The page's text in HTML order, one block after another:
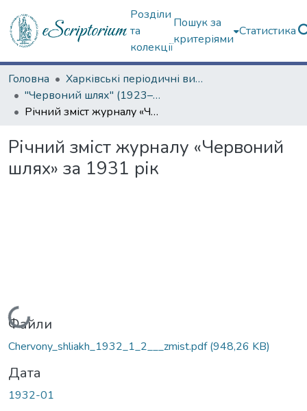
Розділи
та
колекції
Пошук за
критеріями
Статистика
Головна
Харківські періодичні видання
"Червоний шлях" (1923–1936 рр.)
Річний зміст журналу «Червоний шлях» за 1931 рік
Річний зміст журналу «Червоний
шлях» за 1931 рік
Вантажиться...
Файли
Chervony_shliakh_1932_1_2___zmist.pdf(948,26 KB)
Дата
1932-01